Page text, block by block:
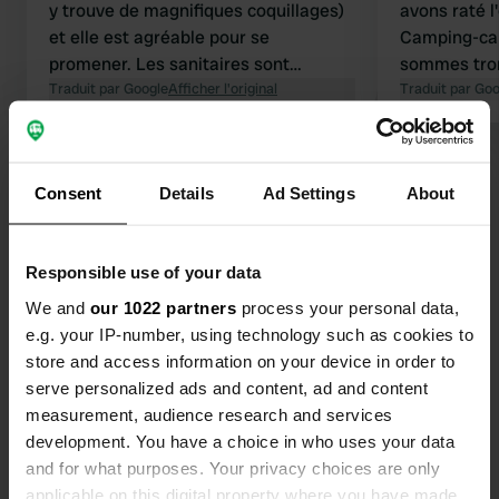
Consent Details Ad Settings About
Responsible use of your data
We and our 1022 partners process your personal data,
e.g. your IP-number, using technology such as cookies to
store and access information on your device in order to
serve personalized ads and content, ad and content
measurement, audience research and services
development. You have a choice in who uses your data
and for what purposes. Your privacy choices are only
applicable on this digital property where you have made
y trouve de magnifiques coquillages)
et elle est agréable pour se
promener. Les sanitaires sont
propres, la douche est agréable et
crêperie Les Îles pour ses délicieuses
galettes ! Peut-être était-ce dû au
au fait que le camping était presque
vide, mais l’ambiance et le confort de
ce camping m’ont manqué.
Traduit par GoogleAfficher l'original
avons raté
Camping-
sommes
une de nos
camping
très bonne
plusieurs
eau et
étaient
restaurant
Traduit par
Contact
Emplacement
rue Henri Ezan 10
Copie